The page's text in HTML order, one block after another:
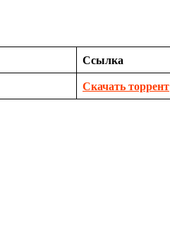
Ссылка
Скачать торрент